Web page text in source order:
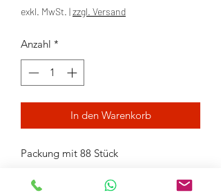
Preis
exkl. MwSt. |zzgl. Versand
Anzahl *
In den Warenkorb
Packung mit 88 Stück